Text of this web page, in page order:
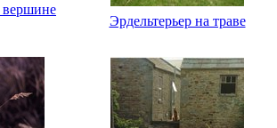
вершине
Эрдельтерьер на траве